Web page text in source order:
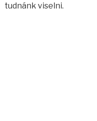
tudnánk viselni.